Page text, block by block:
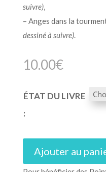
suivre),
– Anges dans la
dessiné à suivre).
10.00€
ÉTAT DU LIVRE
:
Ajouter au